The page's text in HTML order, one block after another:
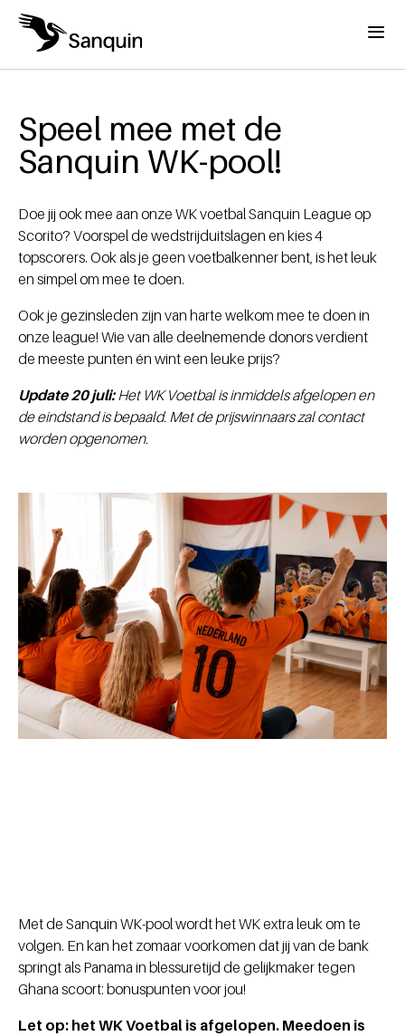
Overslaan en naar de inhoud gaan
Menu
Home
Speel mee met de
Sanquin WK-pool!
Doe jij ook mee aan onze WK voetbal Sanquin League op
Scorito? Voorspel de wedstrijduitslagen en kies 4
topscorers. Ook als je geen voetbalkenner bent, is het leuk
en simpel om mee te doen.
Ook je gezinsleden zijn van harte welkom mee te doen in
onze league! Wie van alle deelnemende donors verdient
de meeste punten én wint een leuke prijs?
Update 20 juli:Het WK Voetbal is inmiddels afgelopen en
de eindstand is bepaald. Met de prijswinnaars zal contact
worden opgenomen.
Met de Sanquin WK-pool wordt het WK extra leuk om te
volgen. En kan het zomaar voorkomen dat jij van de bank
springt als Panama in blessuretijd de gelijkmaker tegen
Ghana scoort: bonuspunten voor jou!
Let op: het WK Voetbal is afgelopen. Meedoen is